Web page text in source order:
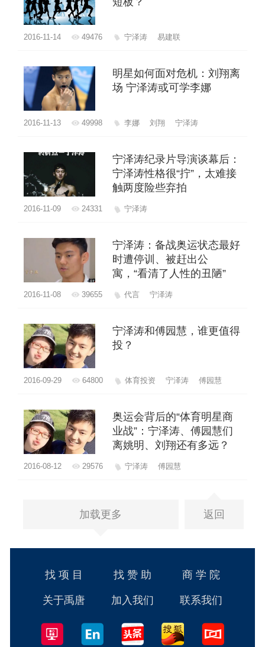
2016-11-14 49476 宁泽涛 易建联
明星如何面对危机：刘翔离
场 宁泽涛或可学李娜
2016-11-13 49998 李娜 刘翔 宁泽涛
宁泽涛纪录片导演谈幕后：
宁泽涛性格很“拧”，太难接
触两度险些弃拍
2016-11-09 24331 宁泽涛
宁泽涛：备战奥运状态最好
时遭停训、被赶出公
寓，“看清了人性的丑陋”
2016-11-08 39655 代言 宁泽涛
宁泽涛和傅园慧，谁更值得
投？
2016-09-29 64800 体育投资 宁泽涛 傅园慧
奥运会背后的“体育明星商
业战”：宁泽涛、傅园慧们
离姚明、刘翔还有多远？
2016-08-12 29576 宁泽涛 傅园慧
加载更多 返回
找 项 目
关于禹唐
找 赞 助
加入我们
商 学 院
联系我们